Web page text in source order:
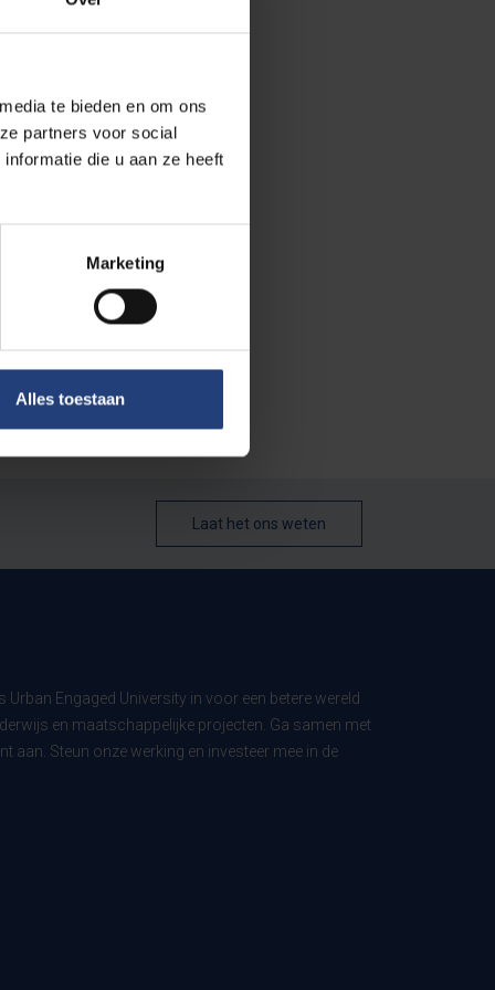
te bieden en om ons
partners voor social
die u aan ze heeft
Marketing
Alles toestaan
Laat het ons weten
Urban Engaged University in voor een betere wereld
en maatschappelijke projecten. Ga samen met
aan. Steun onze werking en investeer mee in de